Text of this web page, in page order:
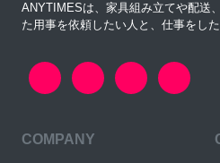
ANYTIMESは、家具組み立てや配送
た用事を依頼したい人と、仕事をし
COMPANY